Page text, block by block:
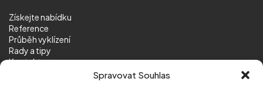
Spravovat Souhlas
Získejte nabídku
Reference
Průběh vyklízení
Rady a tipy
Kontakt